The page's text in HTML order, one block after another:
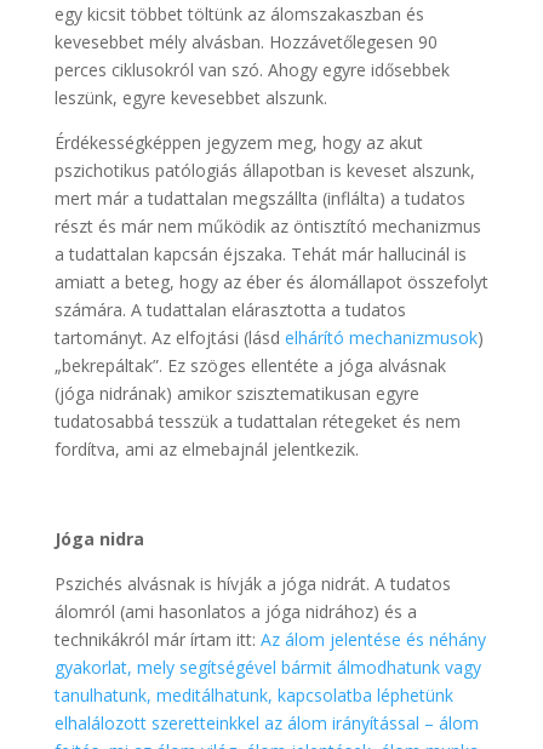
egy kicsit többet töltünk az álomszakaszban és
kevesebbet mély alvásban. Hozzávetőlegesen 90
perces ciklusokról van szó. Ahogy egyre idősebbek
leszünk, egyre kevesebbet alszunk.
Érdékességképpen jegyzem meg, hogy az akut
pszichotikus patólogiás állapotban is keveset alszunk,
mert már a tudattalan megszállta (inflálta) a tudatos
részt és már nem működik az öntisztító mechanizmus
a tudattalan kapcsán éjszaka. Tehát már hallucinál is
amiatt a beteg, hogy az éber és álomállapot összefolyt
számára. A tudattalan elárasztotta a tudatos
tartományt. Az elfojtási (lásd elhárító mechanizmusok)
„bekrepáltak”. Ez szöges ellentéte a jóga alvásnak
(jóga nidrának) amikor szisztematikusan egyre
tudatosabbá tesszük a tudattalan rétegeket és nem
fordítva, ami az elmebajnál jelentkezik.
Jóga nidra
Pszichés alvásnak is hívják a jóga nidrát. A tudatos
álomról (ami hasonlatos a jóga nidrához) és a
technikákról már írtam itt: Az álom jelentése és néhány
gyakorlat, mely segítségével bármit álmodhatunk vagy
tanulhatunk, meditálhatunk, kapcsolatba léphetünk
elhalálozott szeretteinkkel az álom irányítással – álom